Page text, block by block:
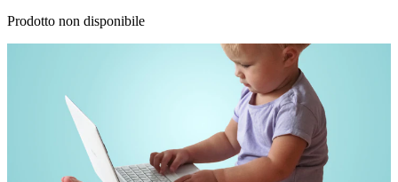
Prodotto non disponibile